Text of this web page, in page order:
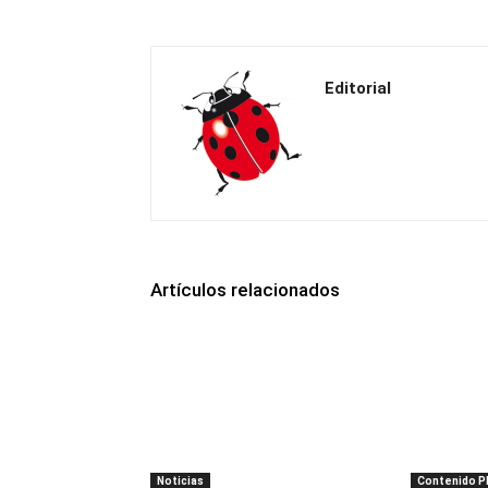
Editorial
Artículos relacionados
Noticias Contenido